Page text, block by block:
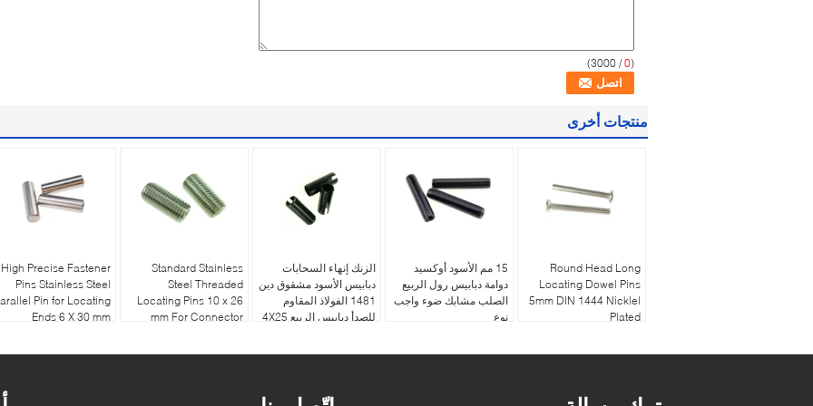
(
0
/ 3000)
منتجات أخرى
High Precise Fastener
Pins Stainless Steel
Pin for Locating
Ends 6 X 30 mm
Standard Stainless
Steel Threaded
Locating Pins 10 x 26
mm For Connector
الزنك إنهاء السحابات
دبابيس الأسود مشقوق دين
1481 الفولاذ المقاوم
للصدأ دبابيس الربيع 4X25
15 مم الأسود أوكسيد
دوامة دبابيس رول الربيع
الصلب مشابك ضوء واجب
نوع
Round Head Long
Locating Dowel Pins
5mm DIN 1444 Nicklel
Plated